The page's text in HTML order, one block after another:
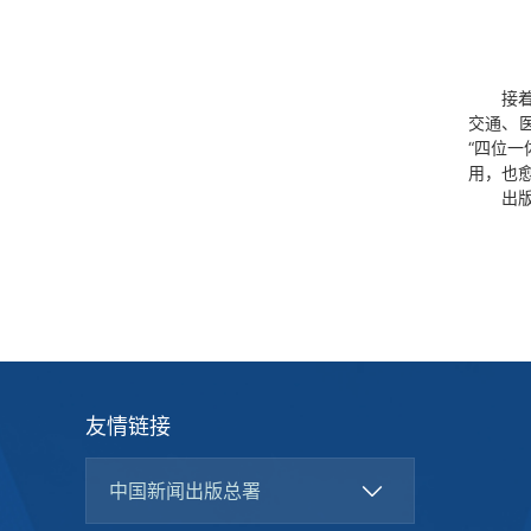
接
交通、
“四位
用，也
出
友情链接
中国新闻出版总署